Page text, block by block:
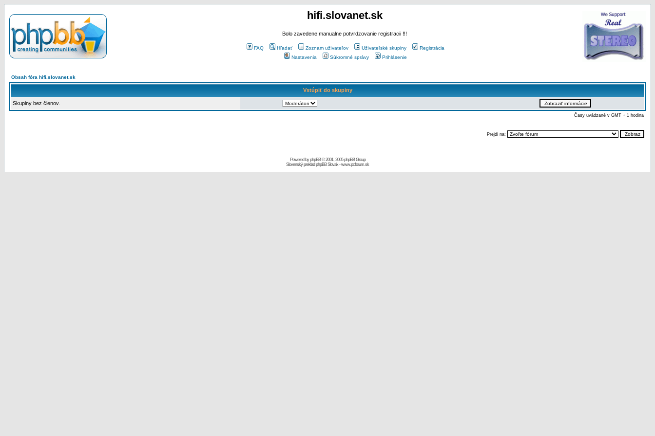
hifi.slovanet.sk
Bolo zavedene manualne potvrdzovanie registracii !!!
FAQ Hľadať Zoznam užívateľov Užívateľské skupiny
Registrácia
Nastavenia
Súkromné správy Prihlásenie
Obsah fóra hifi.slovanet.sk
Vstúpiť do skupiny
Skupiny bez členov.
Časy uvádzané v GMT + 1 hodina
Prejdi na:
Powered byphpBB© 2001, 2005 phpBB Group
Slovenský preklad phpBB Slovak-www.pcforum.sk